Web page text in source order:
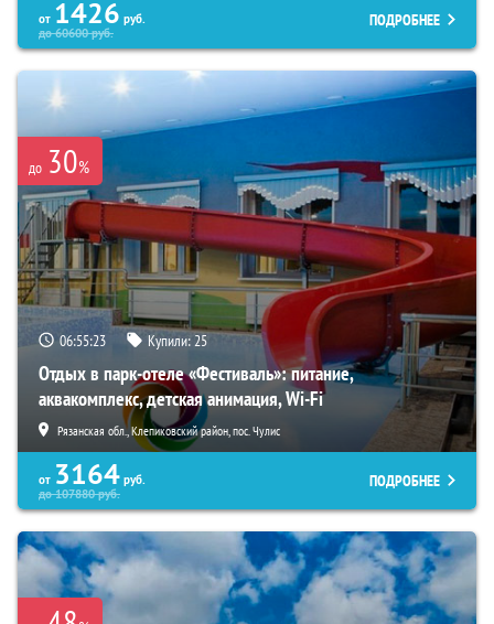
от 1426 руб.
до60600руб.
ПОДРОБНЕЕ
до 30%
06:55:21 Купили:25
Отдых в парк-отеле «Фестиваль»: питание,
аквакомплекс, детская анимация, Wi-Fi
Рязанская обл., Клепиковский район, пос. Чулис
от 3164 руб.
до107880руб.
ПОДРОБНЕЕ